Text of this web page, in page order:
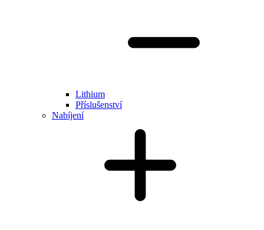
Lithium
Příslušenství
Nabíjení